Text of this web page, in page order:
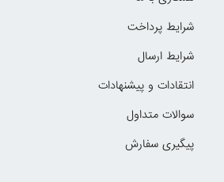
شرایط پرداخت
شرایط ارسال
انتقادات و پیشنهادات
سوالات متداول
پیگیری سفارش